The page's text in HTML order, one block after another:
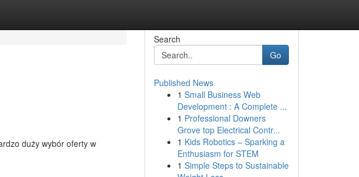
duży wybór oferty w
Search
Go
Published News
1 Small Business Web
Development : A Complete ...
1 Professional Downers
Grove top Electrical Contr...
1 Kids Robotics – Sparking a
Enthusiasm for STEM
1 Simple Steps to Sustainable